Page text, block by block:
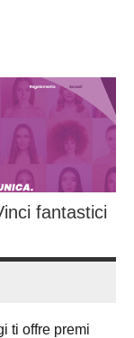
fantastici
ti offre premi